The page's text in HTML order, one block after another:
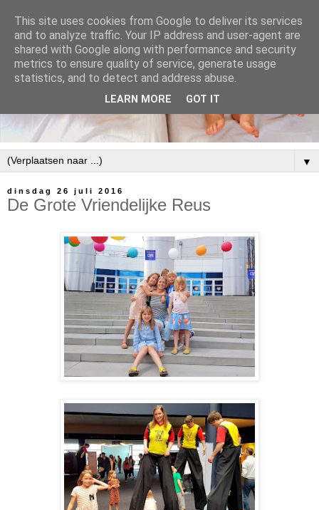
▼
dinsdag 26 juli 2016
De Grote Vriendelijke Reus
This site uses cookies from Google to deliver its services
and to analyze traffic. Your IP address and user-agent are
shared with Google along with performance and security
metrics to ensure quality of service, generate usage
statistics, and to detect and address abuse.
LEARN MORE GOT IT